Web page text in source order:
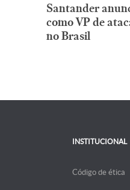
Santander
como VP de
no Brasil
INSTITUCIONAL
Código de ética